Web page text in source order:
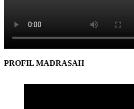
PROFIL MADRASAH